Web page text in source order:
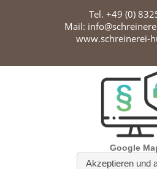
Tel. +49 (0)
Mail:
www.schreinerei-